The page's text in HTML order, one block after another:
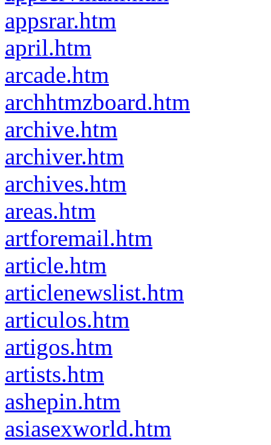
appsrar.htm
april.htm
arcade.htm
archhtmzboard.htm
archive.htm
archiver.htm
archives.htm
areas.htm
artforemail.htm
article.htm
articlenewslist.htm
articulos.htm
artigos.htm
artists.htm
ashepin.htm
asiasexworld.htm